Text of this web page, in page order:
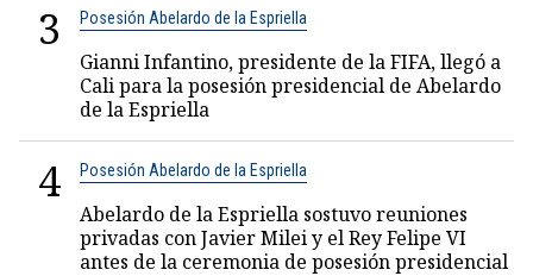
3 Posesión Abelardo de la Espriella
Gianni Infantino, presidente de la FIFA, llegó a
Cali para la posesión presidencial de Abelardo
de la Espriella
4 Posesión Abelardo de la Espriella
Abelardo de la Espriella sostuvo reuniones
privadas con Javier Milei y el Rey Felipe VI
antes de la ceremonia de posesión presidencial